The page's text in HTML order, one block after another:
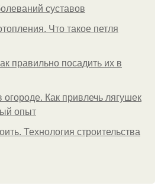
суставов
Что такое петля
правильно посадить их в
Как привлечь лягушек
опыт
Технология строительства